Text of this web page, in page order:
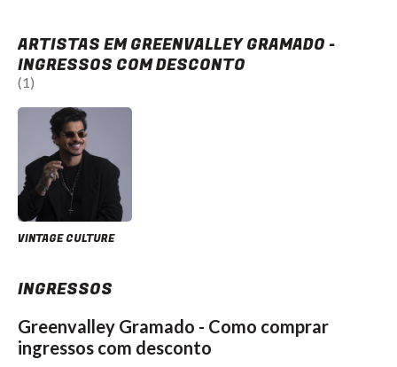
ARTISTAS EM GREENVALLEY GRAMADO -
INGRESSOS COM DESCONTO
(1)
VINTAGE CULTURE
INGRESSOS
Greenvalley Gramado - Como comprar
ingressos com desconto